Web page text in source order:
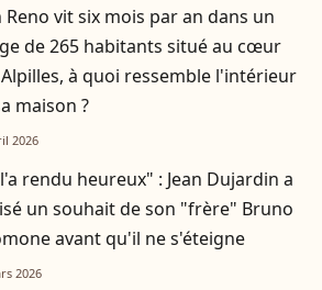
Reno vit six mois par an dans un
de 265 habitants situé au cœur
à quoi ressemble l'intérieur
maison ?
2026
rendu heureux" : Jean Dujardin a
un souhait de son "frère" Bruno
avant qu'il ne s'éteigne
2026